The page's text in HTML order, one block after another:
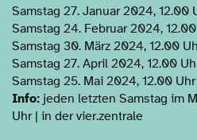
Samstag 27. Januar 2024, 12.00
Samstag 24. Februar 2024,
Samstag 30. März 2024, 12.00
Samstag 27. April 2024, 12.00
Samstag 25. Mai 2024, 12.00 Uhr
Info: jeden letzten Samstag im
Uhr | in der vier.zentrale